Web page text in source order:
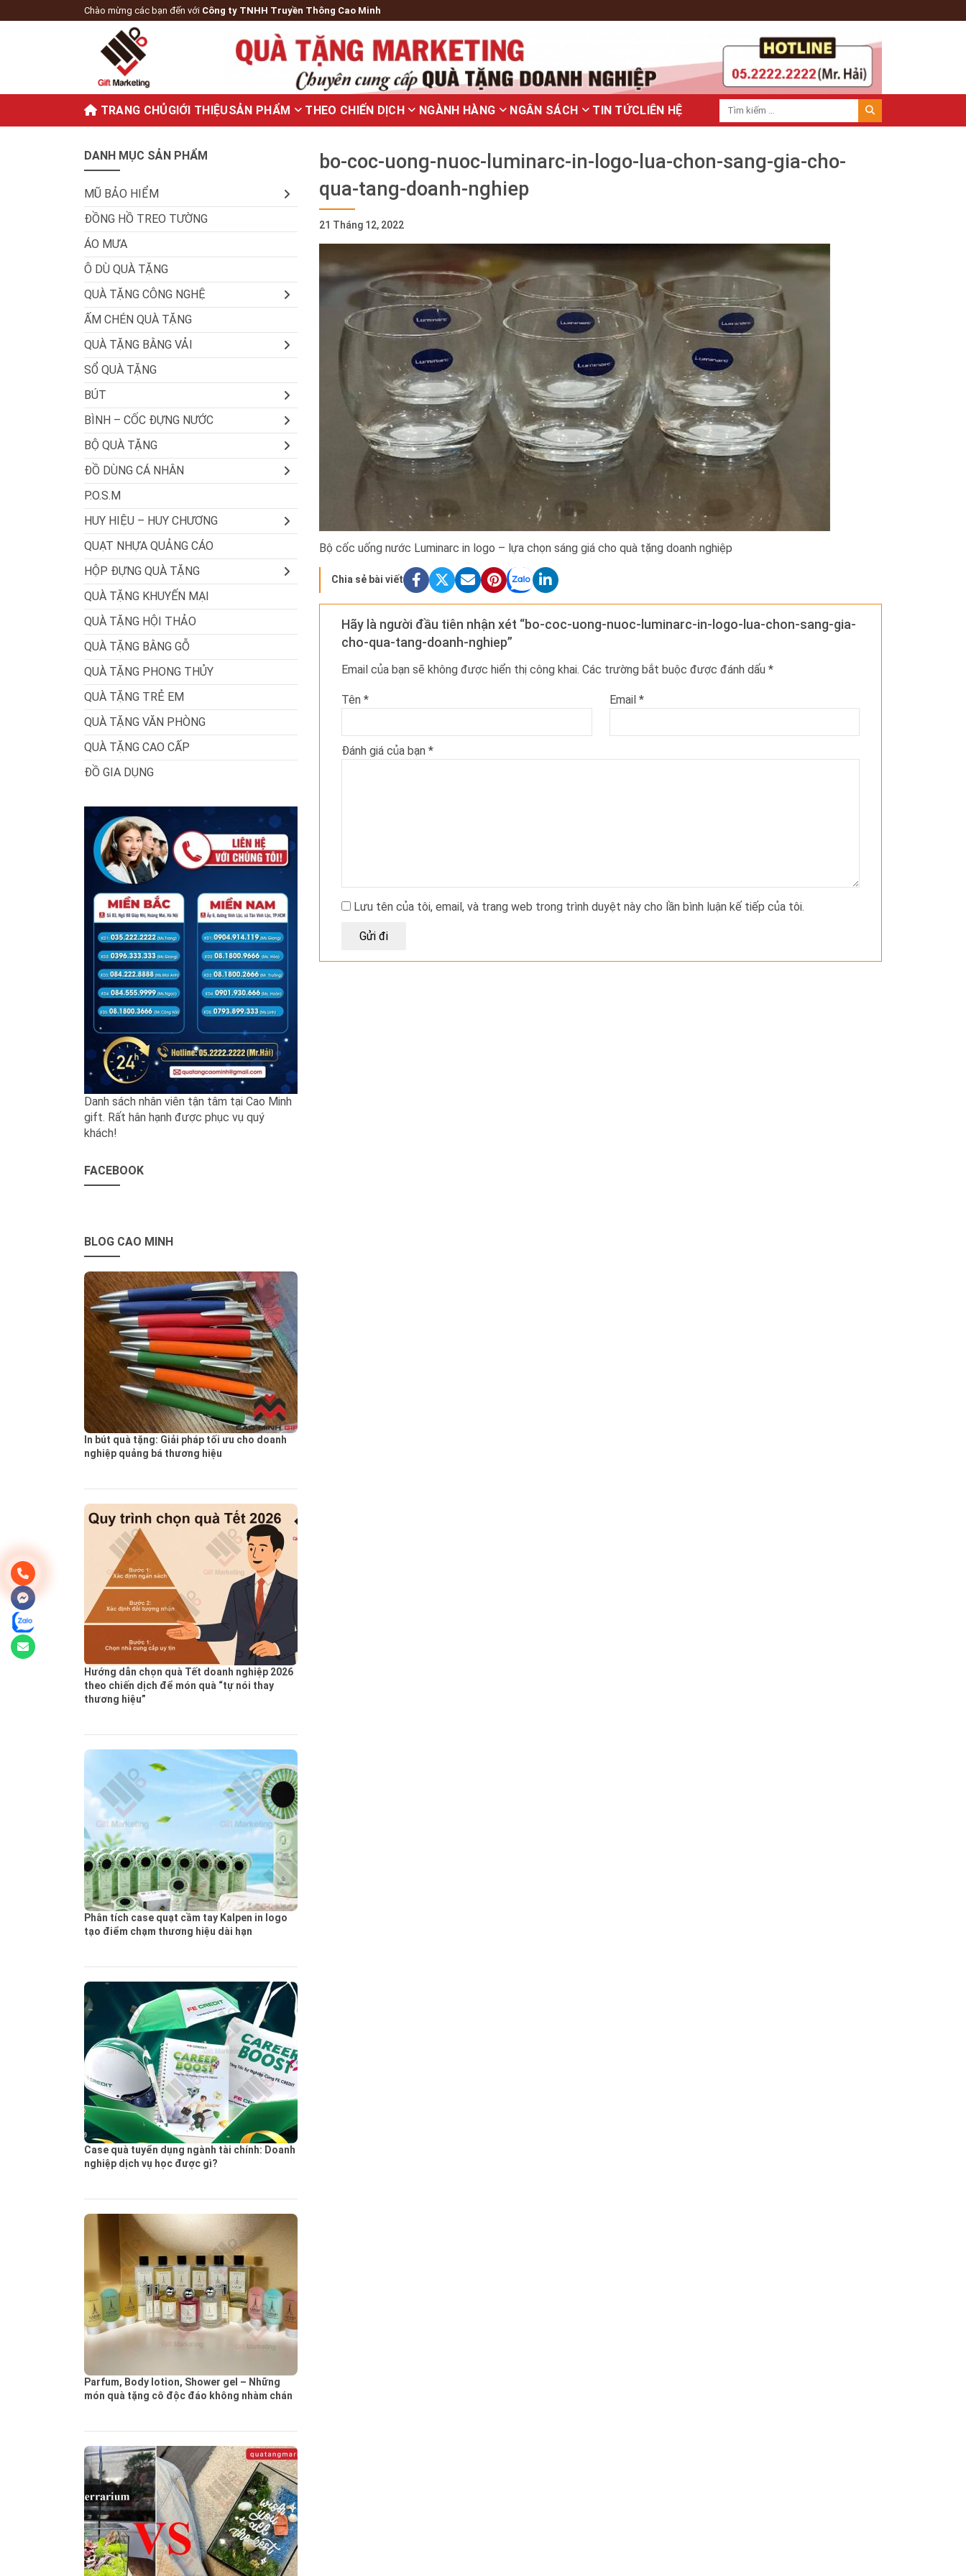
Chào mừng các bạn đến với Công ty TNHH Truyền Thông Cao Minh
TRANG CHỦGIỚI THIỆUSẢN PHẨM THEO CHIẾN DỊCH NGÀNH HÀNG NGÂN SÁCH TIN TỨCLIÊN HỆ
bo-coc-uong-nuoc-luminarc-in-logo-lua-chon-sang-gia-cho-
qua-tang-doanh-nghiep
21 Tháng 12, 2022
Bộ cốc uống nước Luminarc in logo – lựa chọn sáng giá cho quà tặng doanh nghiệp
Chia sẻ bài viết
Hãy là người đầu tiên nhận xét “bo-coc-uong-nuoc-luminarc-in-logo-lua-chon-sang-gia-
cho-qua-tang-doanh-nghiep”
Email của bạn sẽ không được hiển thị công khai. Các trường bắt buộc được đánh dấu *
Tên * Email *
Đánh giá của bạn *
Lưu tên của tôi, email, và trang web trong trình duyệt này cho lần bình luận kế tiếp của tôi.
DANH MỤC SẢN PHẨM
MŨ BẢO HIỂM
ĐỒNG HỒ TREO TƯỜNG
ÁO MƯA
Ô DÙ QUÀ TẶNG
QUÀ TẶNG CÔNG NGHỆ
ẤM CHÉN QUÀ TẶNG
QUÀ TẶNG BẰNG VẢI
SỔ QUÀ TẶNG
BÚT
BÌNH – CỐC ĐỰNG NƯỚC
BỘ QUÀ TẶNG
ĐỒ DÙNG CÁ NHÂN
P.O.S.M
HUY HIỆU – HUY CHƯƠNG
QUẠT NHỰA QUẢNG CÁO
HỘP ĐỰNG QUÀ TẶNG
QUÀ TẶNG KHUYẾN MẠI
QUÀ TẶNG HỘI THẢO
QUÀ TẶNG BẰNG GỖ
QUÀ TẶNG PHONG THỦY
QUÀ TẶNG TRẺ EM
QUÀ TẶNG VĂN PHÒNG
QUÀ TẶNG CAO CẤP
ĐỒ GIA DỤNG
Danh sách nhân viên tận tâm tại Cao Minh
gift. Rất hân hạnh được phục vụ quý
khách!
FACEBOOK
BLOG CAO MINH
In bút quà tặng: Giải pháp tối ưu cho doanh
nghiệp quảng bá thương hiệu
Hướng dẫn chọn quà Tết doanh nghiệp 2026
theo chiến dịch để món quà “tự nói thay
thương hiệu”
Phân tích case quạt cầm tay Kalpen in logo
tạo điểm chạm thương hiệu dài hạn
Case quà tuyển dụng ngành tài chính: Doanh
nghiệp dịch vụ học được gì?
Parfum, Body lotion, Shower gel – Những
món quà tặng cô độc đáo không nhàm chán